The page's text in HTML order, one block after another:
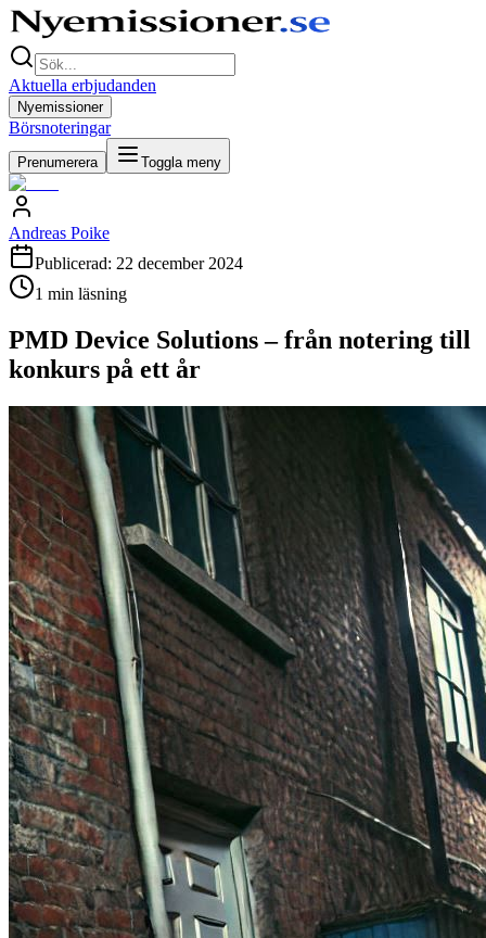
Aktuella erbjudanden
Nyemissioner
Börsnoteringar
Prenumerera Toggla meny
Andreas Poike
Publicerad: 22 december 2024
1 min läsning
PMD Device Solutions – från notering till
konkurs på ett år